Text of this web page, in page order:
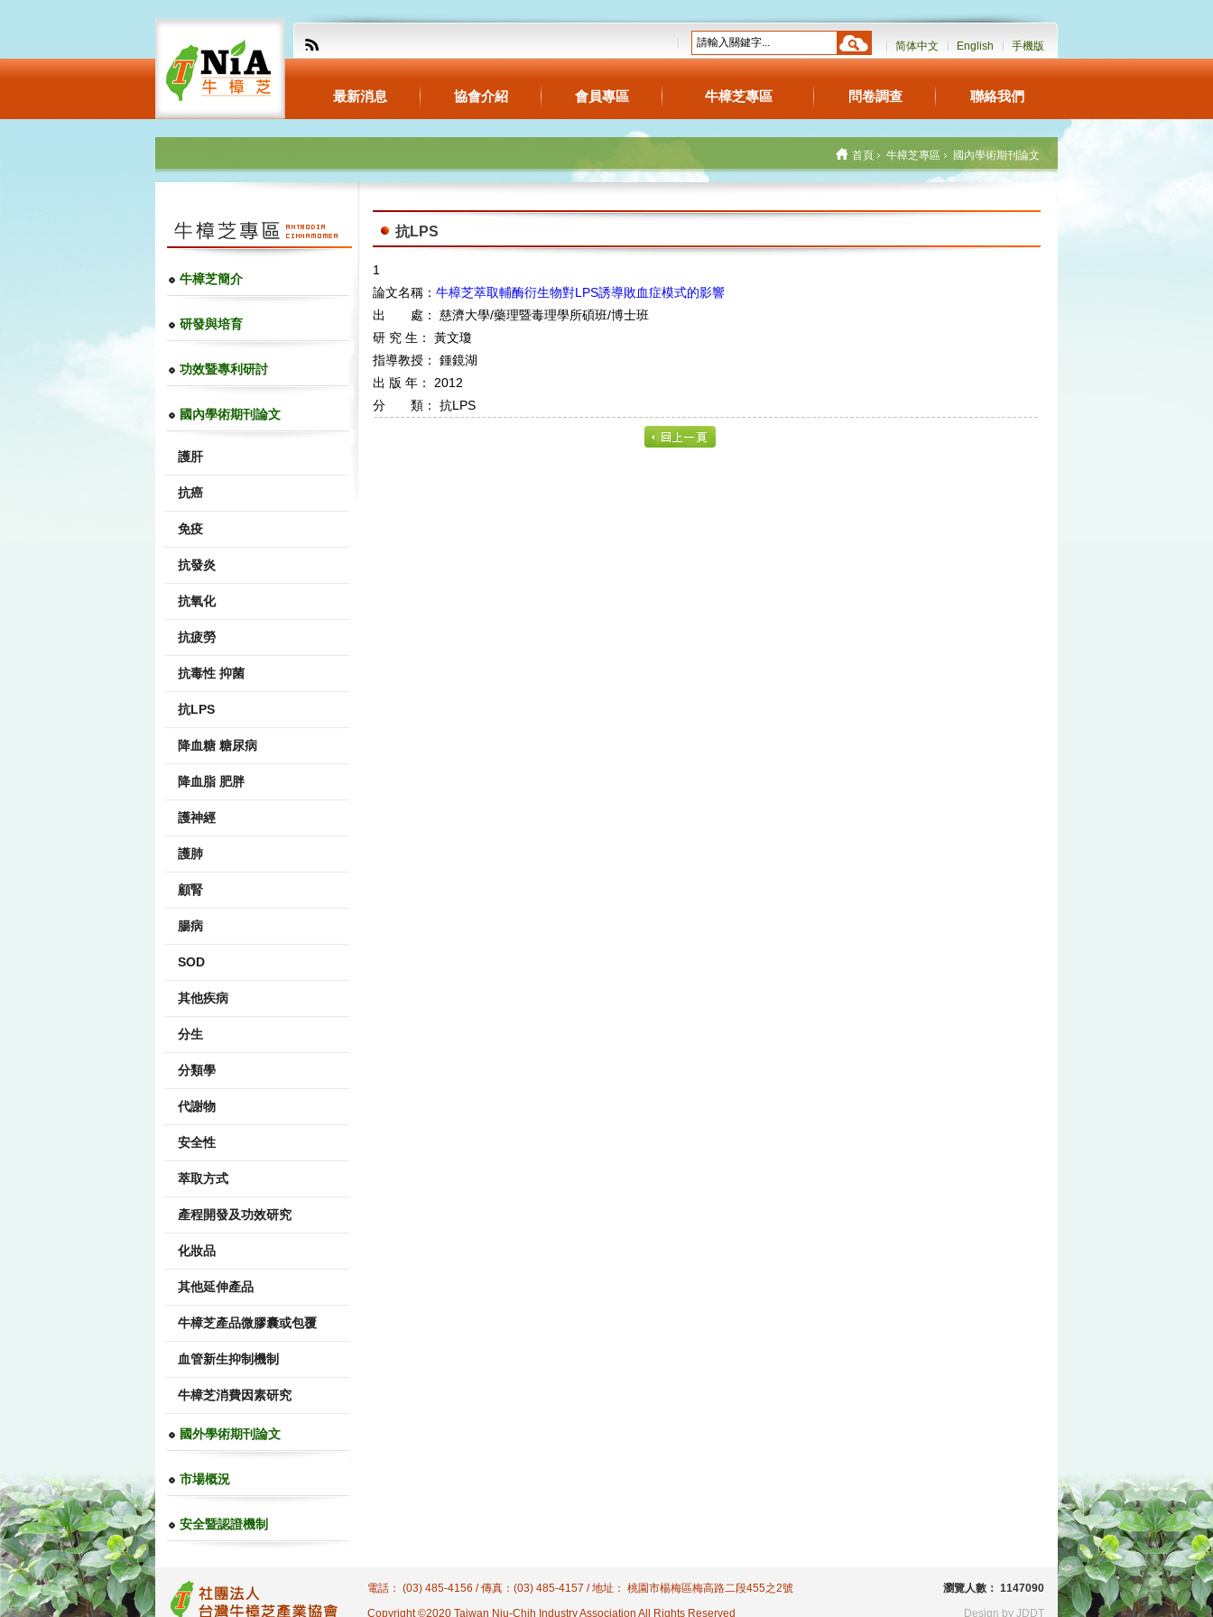
简体中文 English 手機版
最新消息 協會介紹 會員專區 牛樟芝專區 問卷調查 聯絡我們
首頁 牛樟芝專區 國內學術期刊論文
牛樟芝簡介
研發與培育
功效暨專利研討
國內學術期刊論文
護肝
抗癌
免疫
抗發炎
抗氧化
抗疲勞
抗毒性 抑菌
抗LPS
降血糖 糖尿病
降血脂 肥胖
護神經
護肺
顧腎
腸病
SOD
其他疾病
分生
分類學
代謝物
安全性
萃取方式
產程開發及功效研究
化妝品
其他延伸產品
牛樟芝產品微膠囊或包覆
血管新生抑制機制
牛樟芝消費因素研究
國外學術期刊論文
市場概況
安全暨認證機制
抗LPS
1
論文名稱： 牛樟芝萃取輔酶衍生物對LPS誘導敗血症模式的影響
出 處： 慈濟大學/藥理暨毒理學所碩班/博士班
研 究 生： 黃文瓊
指導教授： 鍾鏡湖
出 版 年： 2012
分 類： 抗LPS
電話： (03) 485-4156 / 傳真：(03) 485-4157 / 地址： 桃園市楊梅區梅高路二段455之2號
瀏覽人數： 1147090
Copyright ©2020 Taiwan Niu-Chih Industry Association All Rights Reserved
Design by JDDT